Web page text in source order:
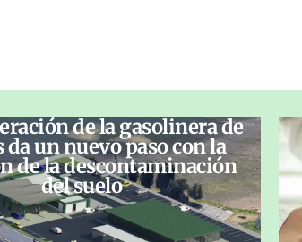
de la gasolinera de
da un nuevo paso con la
de la descontaminación
del suelo